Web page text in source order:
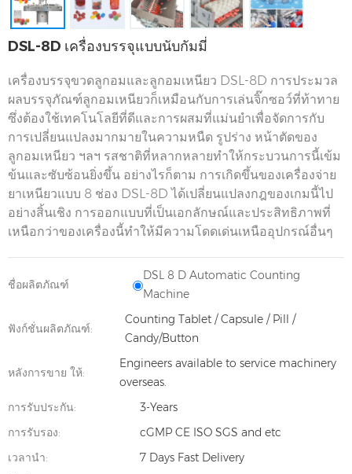
DSL-8D เครื่องบรรจุแบบนับกัมมี่
เครื่องบรรจุขวดลูกอมและลูกอมเหนียว DSL-8D การประมวล
ผลบรรจุภัณฑ์ลูกอมเหนียวก็เหมือนกับการเล่นจิ๊กซอว์ที่ท้าทาย
ซึ่งต้องใช้เทคโนโลยีที่ดีและการผสมที่แม่นยำเพื่อจัดการกับ
การเปลี่ยนแปลงมากมายในความหนืด รูปร่าง หน้าตัดของ
ลูกอมเหนียว ฯลฯ รสชาติที่หลากหลายทำให้กระบวนการนี้เข้ม
ข้นและซับซ้อนยิ่งขึ้น อย่างไรก็ตาม การเกิดขึ้นของเครื่องจ่าย
ยาเหนียวแบบ 8 ช่อง DSL-8D ได้เปลี่ยนแปลงกฎของเกมนี้ไป
อย่างสิ้นเชิง การออกแบบที่เป็นเอกลักษณ์และประสิทธิภาพที่
เหนือกว่าของเครื่องนี้ทำให้มีความโดดเด่นเหนืออุปกรณ์อื่นๆ
ชื่อผลิตภัณฑ์
DSL 8 D Automatic Counting
Machine
ฟังก์ชั่นผลิตภัณฑ์:
Counting Tablet / Capsule / Pill /
Candy/Button
หลังการขาย ให้:
Engineers available to service machinery
overseas.
การรับประกัน:
3-Years
การรับรอง:
cGMP CE ISO SGS and etc
เวลานำ:
7 Days Fast Delivery